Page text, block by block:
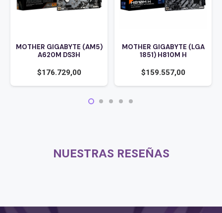
MOTHER GIGABYTE (AM5)
A620M DS3H
$176.729,00
MOTHER GIGABYTE (LGA
1851) H810M H
$159.557,00
NUESTRAS RESEÑAS